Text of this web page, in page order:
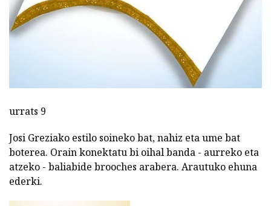
urrats 9
Josi Greziako estilo soineko bat, nahiz eta ume bat
boterea. Orain konektatu bi oihal banda - aurreko eta
atzeko - baliabide brooches arabera. Arautuko ehuna
ederki.